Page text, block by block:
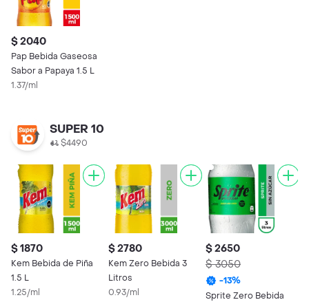
$ 2040
Pap Bebida Gaseosa
Sabor a Papaya 1.5 L
1.37/ml
SUPER 10
$4490
$ 1870
Kem Bebida de Piña
1.5 L
1.25/ml
$ 2780
Kem Zero Bebida 3
Litros
0.93/ml
$ 2650
$ 3050
-13%
Sprite Zero Bebida